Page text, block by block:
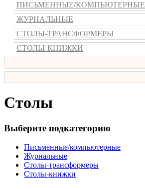
ПИСЬМЕННЫЕ/КОМПЬЮТЕРНЫЕ
ЖУРНАЛЬНЫЕ
СТОЛЫ-ТРАНСФОРМЕРЫ
СТОЛЫ-КНИЖКИ
Столы
Выберите подкатегорию
Письменные/компьютерные
Журнальные
Столы-трансформеры
Столы-книжки